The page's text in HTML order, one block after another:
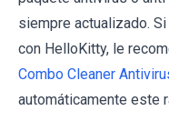
siempre actualizado.
con HelloKitty, le
Combo Cleaner
automáticamente este